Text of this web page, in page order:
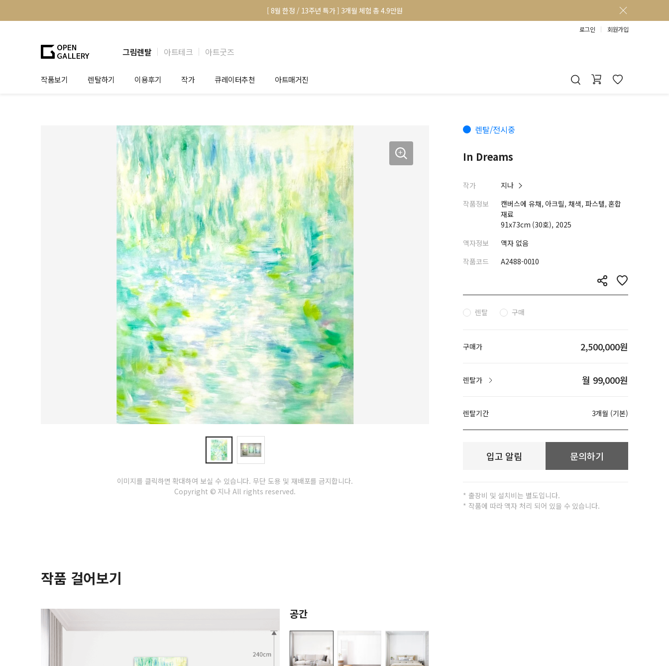
[ 8월 한정 / 13주년 특가 ] 3개월 체험 총 4.9만원
로그인 회원가입
그림렌탈 아트테크 아트굿즈
작품보기 렌탈하기
기프트카드
이용후기
법인 고객
셀럽 인터뷰
작가
작가공모
큐레이터추천
작품선택 Tip
그림인테리어 Tip
테마별 추천
아트매거진
미술 이야기
아트 딕셔너리
이미지를 클릭하면 확대하여 보실 수 있습니다. 무단 도용 및 재배포를 금지합니다.
Copyright © 지나 All rights reserved.
렌탈/전시중
In Dreams
작가
지나
작품정보
캔버스에 유채, 아크릴, 채색, 파스텔, 혼합
재료
91x73cm (30호), 2025
액자정보
액자 없음
작품코드
A2488-0010
렌탈 구매
구매가 2,500,000원
렌탈가 월 99,000원
렌탈기간 3개월 (기본)
입고 알림 문의하기
* 출장비 및 설치비는 별도입니다.
* 작품에 따라 액자 처리 되어 있을 수 있습니다.
작품 걸어보기
공간